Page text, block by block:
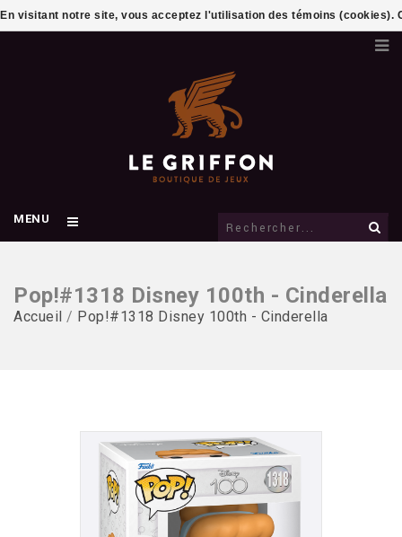
MENU
Pop!#1318 Disney 100th - Cinderella
Accueil / Pop!#1318 Disney 100th - Cinderella
En visitant notre site, vous acceptez l'utilisation des témoins